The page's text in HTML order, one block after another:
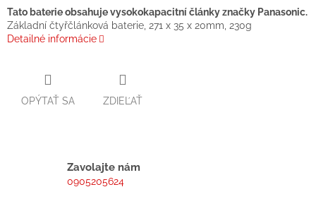
Tato baterie obsahuje vysokokapacitní články značky Panasonic.
Základní čtyřčlánková baterie, 271 x 35 x 20mm, 230g
Detailné informácie
OPÝTAŤ SA ZDIEĽAŤ
Zavolajte nám
0905205624